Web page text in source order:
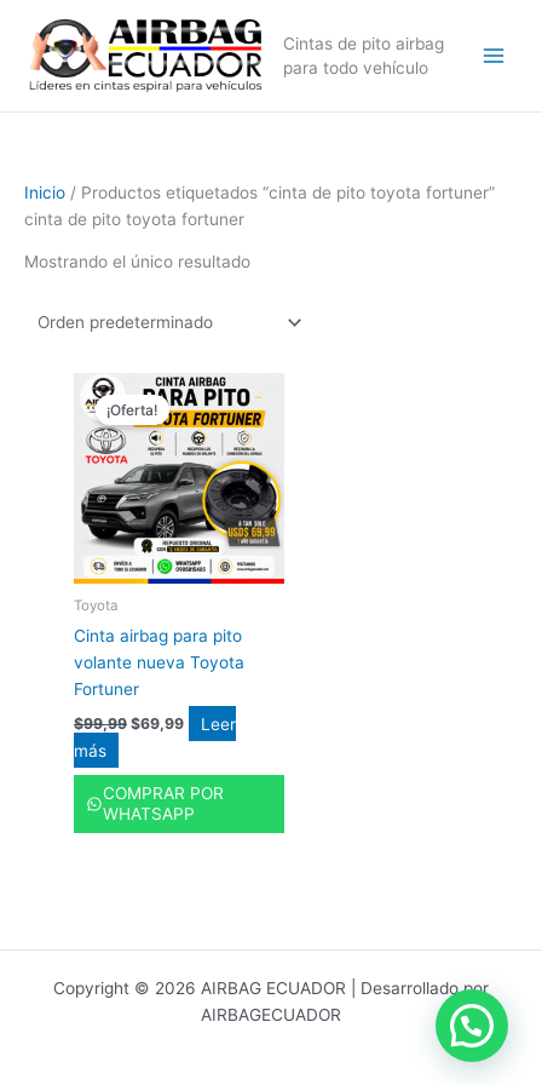
contenido
Cintas de pito airbag
para todo vehículo
Inicio / Productos etiquetados “cinta de pito toyota fortuner”
cinta de pito toyota fortuner
Mostrando el único resultado
¡Oferta!
Toyota
Cinta airbag para pito
volante nueva Toyota
Fortuner
$99,99
precio
original
era:
$99,99.
$69,99
El
precio
actual
es:
$69,99.
Leer
más
COMPRAR POR
WHATSAPP
Copyright © 2026 AIRBAG ECUADOR | Desarrollado por
AIRBAGECUADOR